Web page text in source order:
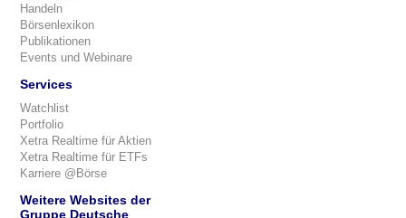
Handeln
Börsenlexikon
Publikationen
Events und Webinare
Services
Watchlist
Portfolio
Xetra Realtime für Aktien
Xetra Realtime für ETFs
Karriere @Börse
Weitere Websites der
Gruppe Deutsche